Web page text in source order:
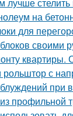
на
для
своими
квартиры.
рольштор с
профильной